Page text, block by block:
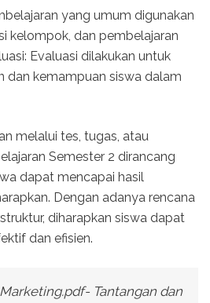
yang umum digunakan
kelompok, dan pembelajaran
Evaluasi dilakukan untuk
dan kemampuan siswa dalam
melalui tes, tugas, atau
Semester 2 dirancang
dapat mencapai hasil
Dengan adanya rencana
diharapkan siswa dapat
dan efisien.
Tantangan dan